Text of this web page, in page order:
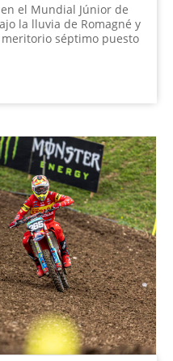
el Mundial Júnior de
la lluvia de Romagné y
séptimo puesto